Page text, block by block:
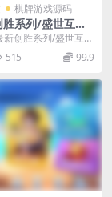
棋牌游戏源码
系列/盛世互娱/
制
新创胜系列/盛世互
制，三个游戏 翻三
515 99.9